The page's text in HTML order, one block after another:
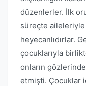
düzenlerler. İlk
süreçte aileleriyle
heyecanlıdırlar.
çocuklarıyla
onların
etmişti. Çocuklar